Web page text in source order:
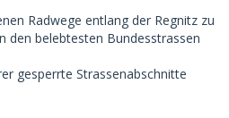
Radwege entlang der Regnitz zu
den belebtesten Bundesstrassen
gesperrte Strassenabschnitte